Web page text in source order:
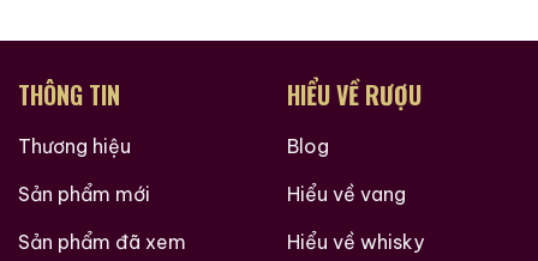
THÔNG TIN
Thương hiệu
Sản phẩm mới
Sản phẩm đã xem
HIỂU VỀ RƯỢU
Blog
Hiểu về vang
Hiểu về whisky